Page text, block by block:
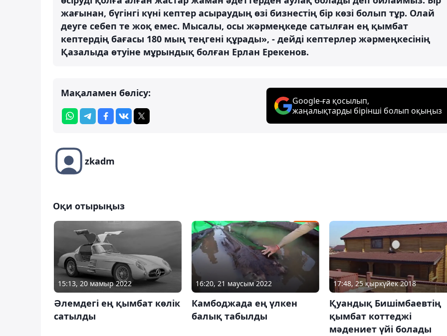
жағынан, бүгінгі күні кептер асыраудың өзі бизнестің бір көзі болып тұр. Олай
деуге себеп те жоқ емес. Мысалы, осы жәрмеңкеде сатылған ең қымбат
кептердің бағасы 180 мың теңгені құрады», - дейді кептерлер жәрмеңкесінің
Қазалыда өтуіне мұрындық болған Ерлан Ерекенов.
Мақаламен бөлісу:
Google-ға қосылып,
жаңалықтарды бірінші болып оқыңыз
zkadm
Оқи отырыңыз
15:13, 20 мамыр 2022
Әлемдегі ең қымбат көлік
сатылды
16:20, 21 маусым 2022
Камбоджада ең үлкен
балық табылды
17:48, 25 қыркүйек 2018
Қуандық Бишімбаевтің
қымбат коттеджі
мәдениет үйі болады